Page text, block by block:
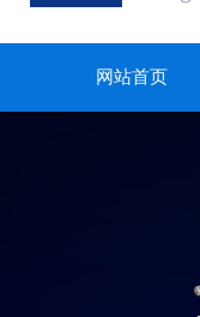
网站首页